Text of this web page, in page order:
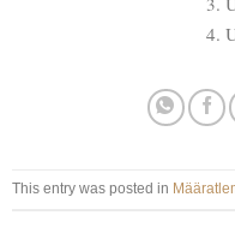
4.
This entry was posted in